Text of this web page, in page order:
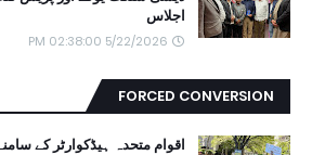
اجلاس
5/22/2026 02:38:00 PM
FORCED CONVERSION